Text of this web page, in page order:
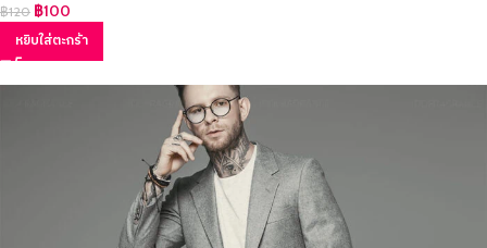
฿120 ฿100
หยิบใส่ตะกร้า